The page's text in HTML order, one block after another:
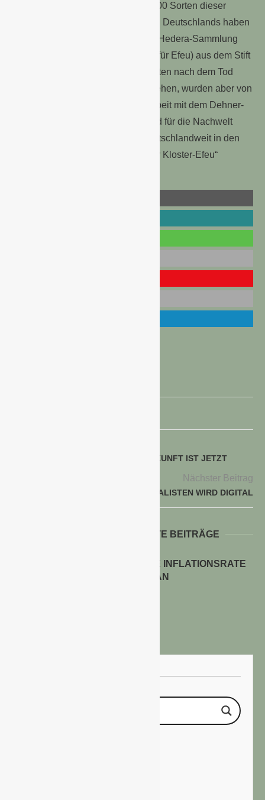
Efeulabyrinth gepflanzt. Die rund 300 Sorten dieser
umfangreichsten Efeuauspflanzung Deutschlands haben
ihren Ursprung in der ehrwürdigen Hedera-Sammlung
(Hedera helix = botanischer Name für Efeu) aus dem Stift
Neuburg in Heidelberg. Diese drohten nach dem Tod
eines Klosterbruders verloren zu gehen, wurden aber von
Wolfgang Graeser in Zusammenarbeit mit dem Dehner-
Partner Helix Pflanzen kultiviert und für die Nachwelt
erhalten. Über 100 Sorten sind deutschlandweit in den
Dehner Märkten als „Roggenburger Kloster-Efeu“
BHB-GARDENSUMMIT 2019: DIE ZUKUNFT IST JETZT
Nächster Beitrag
ANSPRACHE MOBILER GENERALISTEN WIRD DIGITAL
WEITERE INTERESSANTE BEITRÄGE
ENERGIEPREISE TREIBEN DIE INFLATIONSRATE
IM JULI 2026 AN